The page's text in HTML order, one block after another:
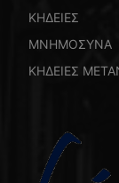
ΚΗΔΕΙΕΣ
ΜΝΗΜΟΣΥΝΑ
ΚΗΔΕΙΕΣ